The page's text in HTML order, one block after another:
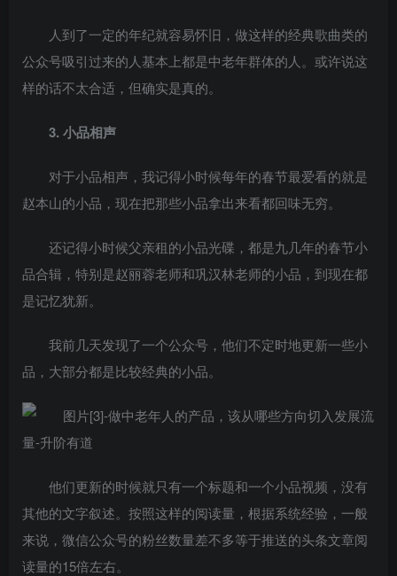
人到了一定的年纪就容易怀旧，做这样的经典歌曲类的
公众号吸引过来的人基本上都是中老年群体的人。或许说这
样的话不太合适，但确实是真的。
3. 小品相声
对于小品相声，我记得小时候每年的春节最爱看的就是
赵本山的小品，现在把那些小品拿出来看都回味无穷。
还记得小时候父亲租的小品光碟，都是九几年的春节小
品合辑，特别是赵丽蓉老师和巩汉林老师的小品，到现在都
是记忆犹新。
我前几天发现了一个公众号，他们不定时地更新一些小
品，大部分都是比较经典的小品。
他们更新的时候就只有一个标题和一个小品视频，没有
其他的文字叙述。按照这样的阅读量，根据系统经验，一般
来说，微信公众号的粉丝数量差不多等于推送的头条文章阅
读量的15倍左右。